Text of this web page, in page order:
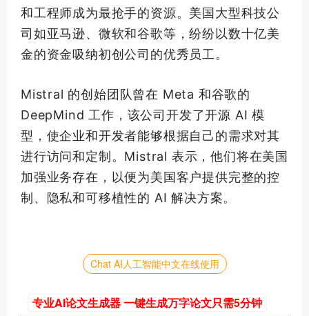
和工程师成为最抢手的资源。美国大型科技公
司如亚马逊、微软和谷歌等，纷纷以数十亿美
金的资金吸纳初创公司的优秀员工。
Mistral 的创始团队曾在 Meta 和谷歌的
DeepMind 工作，该公司开发了开源 AI 模
型，使企业和开发者能够根据自己的需求对其
进行访问和定制。Mistral 表示，他们将在美国
加强业务存在，以便为美国客户提供完整的控
制、隐私和可移植性的 AI 解决方案。
Chat AI人工智能中文在线使用
专业AI论文生成器 一键生成万字论文只需5分钟